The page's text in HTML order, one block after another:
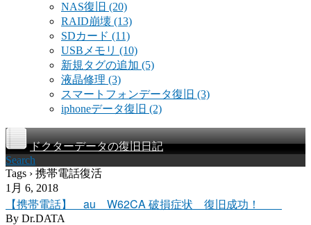
NAS復旧 (20)
RAID崩壊 (13)
SDカード (11)
USBメモリ (10)
新規タグの追加 (5)
液晶修理 (3)
スマートフォンデータ復旧 (3)
iphoneデータ復旧 (2)
ドクターデータの復旧日記
Search
Tags › 携帯電話復活
1月 6, 2018
【携帯電話】 au W62CA 破損症状 復旧成功！
By Dr.DATA